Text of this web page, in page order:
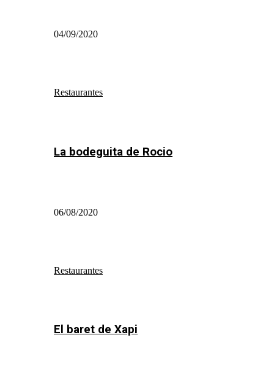
04/09/2020
Restaurantes
La bodeguita de Rocio
06/08/2020
Restaurantes
El baret de Xapi